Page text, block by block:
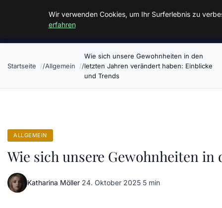
Malzminden
Startseite Allgemein
Wie sich unsere Gewohnheiten in den
letzten Jahren verändert haben: Einblicke
und Trends
ALLGEMEIN
Wie sich unsere Gewohnheiten
Katharina Möller·24. Oktober 2025·5 min
Wir verwenden Cookies, um Ihr Surferlebnis zu
erfahren